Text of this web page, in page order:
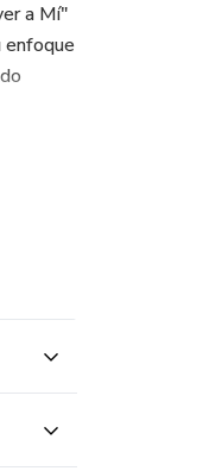
a Mí"
enfoque